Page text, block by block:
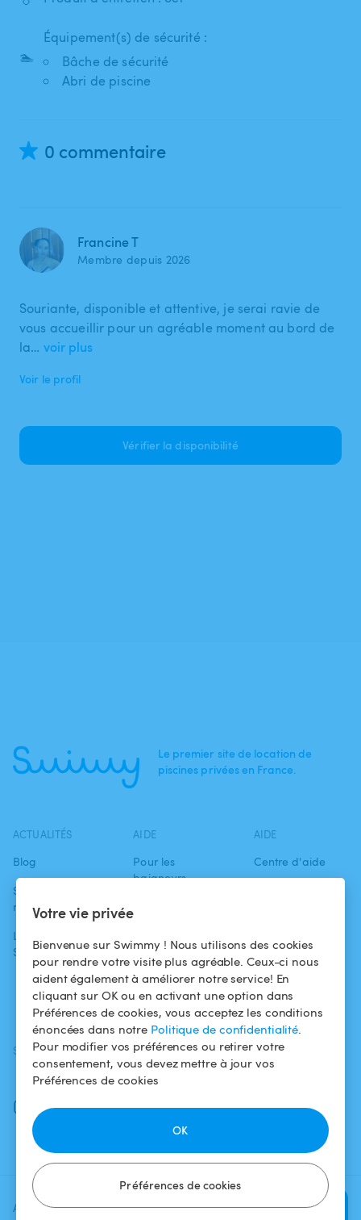
Votre vie privée
Bienvenue sur Swimmy ! Nous utilisons des cookies
pour rendre votre visite plus agréable. Ceux-ci nous
aident également à améliorer notre service! En
cliquant sur OK ou en activant une option dans
Préférences de cookies, vous acceptez les conditions
énoncées dans notre Politique de confidentialité.
Pour modifier vos préférences ou retirer votre
consentement, vous devez mettre à jour vos
Préférences de cookies
Préférences de cookies
OK
Ajoutez une date et un créneau
Vérifier la
🏊
Équipement(s) de sécurité :
Bâche de sécurité
Abri de piscine
0 commentaire
Francine T
Membre depuis 2026
Souriante, disponible et attentive, je serai ravie de
vous accueillir pour un agréable moment au bord de
la… voir plus
Voir le profil
Vérifier la disponibilité
Le premier site de location de
piscines privées en France.
ACTUALITÉS
Blog
Swimmy dans les
médias
L'aventure
Swimmy
AIDE
Pour les
baigneurs
Louer ma piscine
Comment ça
marche ?
AIDE
Centre d'aide
confidentialité
Mentions légales
SUIVEZ-NOUS
Facebook
Instagram
TÉLÉCHARGEZ L'APP